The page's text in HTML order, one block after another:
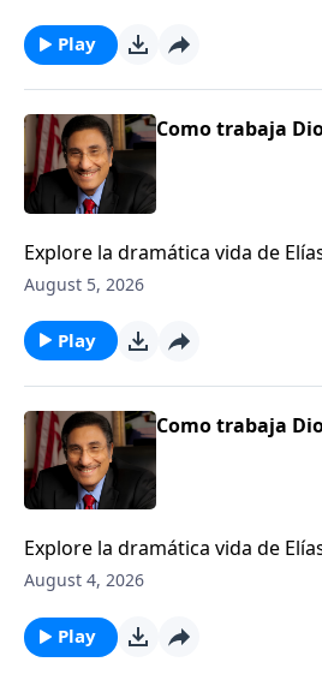
Play
Como trabaja
Explore la dramática vida de
ilustración de cómo Dios trabaja
August 5, 2026
Play
Como trabaja
Explore la dramática vida de
ilustración de cómo Dios trabaja
August 4, 2026
Play